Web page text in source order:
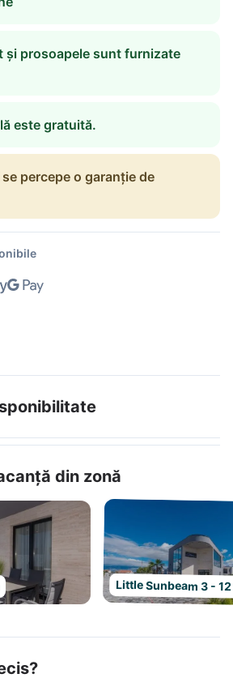
și prosoapele sunt furnizate
este gratuită.
percepe o garanție de
din zonă
Little Sunbeam 3 -